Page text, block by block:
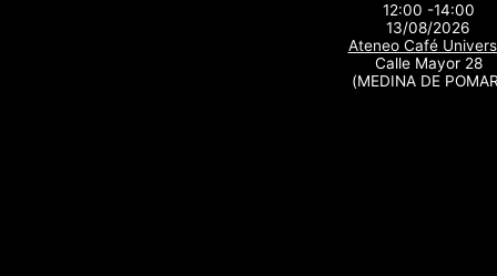
12:00 -14:00
13/08/2026
Ateneo Café
Calle Mayor 28
(MEDINA DE